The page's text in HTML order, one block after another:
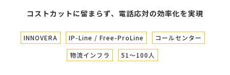
コストカットに留まらず、電話応対の効率化を実現
INNOVERA IP-Line / Free-ProLine
コールセンター
物流インフラ
51〜100人